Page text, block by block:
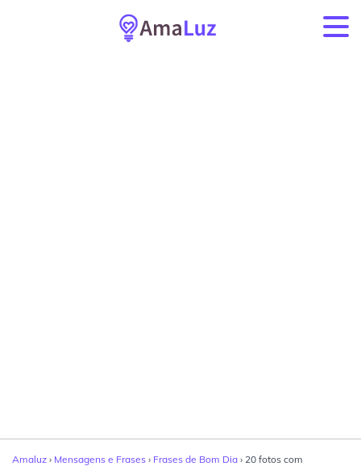
Amaluz › Mensagens e Frases › Frases de Bom Dia › 20 fotos com